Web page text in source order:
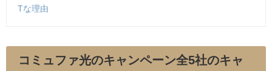
Tな理由
コミュファ光のキャンペーン全5社のキャ